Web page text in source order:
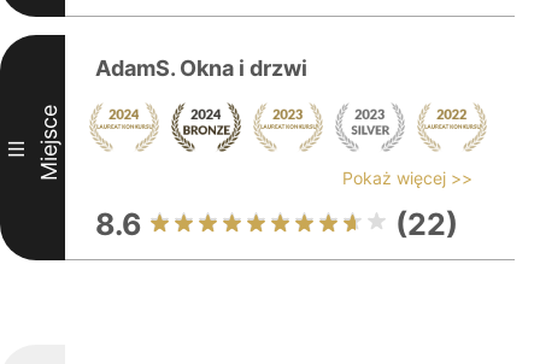
III Miejsce
AdamS. Okna i drzwi
Pokaż więcej >>
8.6 (22)